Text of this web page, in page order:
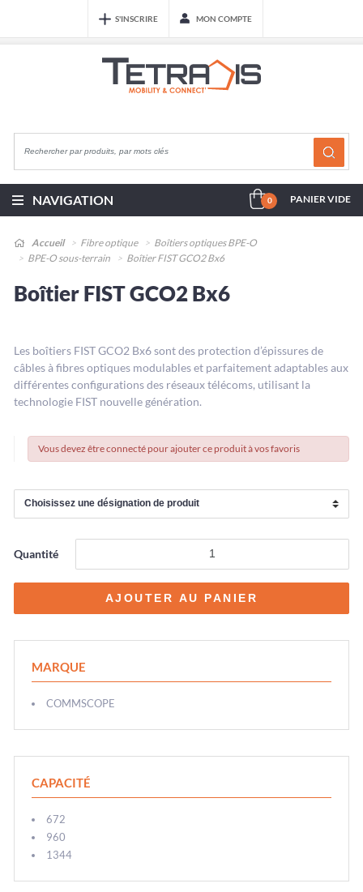
S'INSCRIRE MON COMPTE
NAVIGATION 0 PANIER VIDE
Accueil Fibre optique
Boîtiers optiques BPE-O
BPE-O sous-terrain
Boîtier FIST GCO2 Bx6
Boîtier FIST GCO2 Bx6
Les boîtiers FIST GCO2 Bx6 sont des protection d’épissures de
câbles à fibres optiques modulables et parfaitement adaptables aux
différentes configurations des réseaux télécoms, utilisant la
technologie FIST nouvelle génération.
Vous devez être connecté pour ajouter ce produit à vos favoris
Quantité
MARQUE
COMMSCOPE
CAPACITÉ
672
960
1344